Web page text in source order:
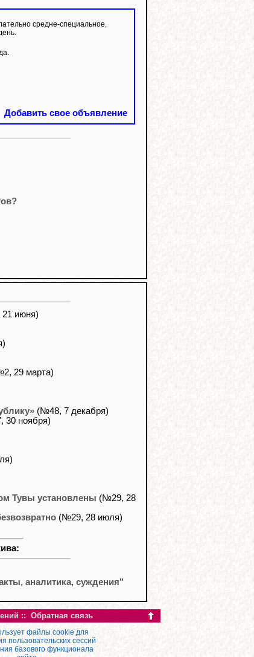
средне-специальное,
Добавить свое объявление
июня)
29 марта)
(№48, 7 декабря)
30 ноября)
Тувы установлены (№29, 28
(№29, 28 июля)
аналитика, суждения"
:: Обратная связь
файлы cookie для
пользовательских сессий
базового функционала